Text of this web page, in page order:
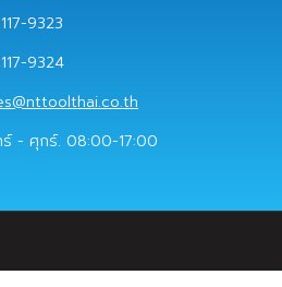
9323
9324
- ศุกร์. 08:00-17:00